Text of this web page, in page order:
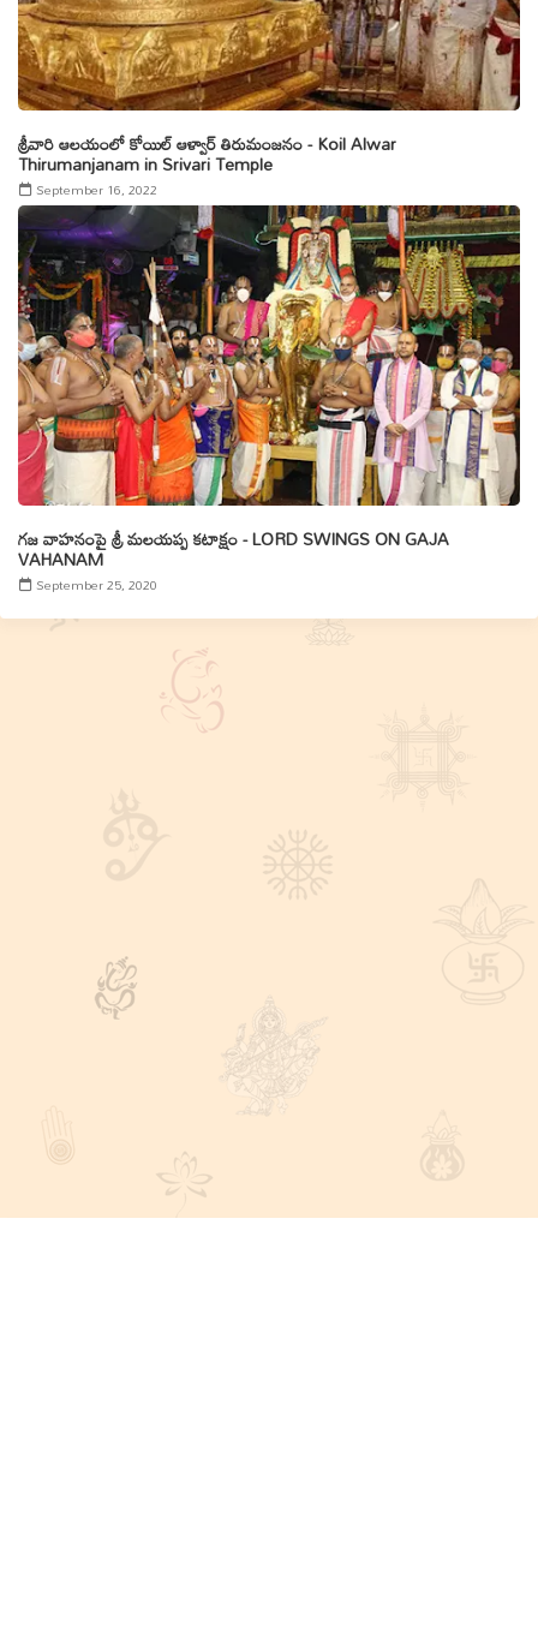
శ్రీవారి ఆలయంలో కోయిల్ ఆళ్వార్ తిరుమంజనం - Koil Alwar
Thirumanjanam in Srivari Temple
September 16, 2022
గ‌జ వాహ‌నంపై శ్రీ మ‌ల‌య‌ప్ప క‌టాక్షం - LORD SWINGS ON GAJA
VAHANAM
September 25, 2020